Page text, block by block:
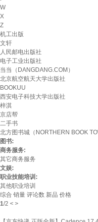
W
X
Z
机工出版
文轩
人民邮电出版社
电子工业出版社
当当（DANGDANG.COM）
北京航空航天大学出版社
BOOKUU
西安电子科技大学出版社
梓淇
京店帮
二手书
北方图书城（NORTHERN BOOK
图书:
商务服务:
其它商务服务
文娱:
职业技能培训:
其他职业培训
综合 销量 评论数 新品 价格
1/2 < >